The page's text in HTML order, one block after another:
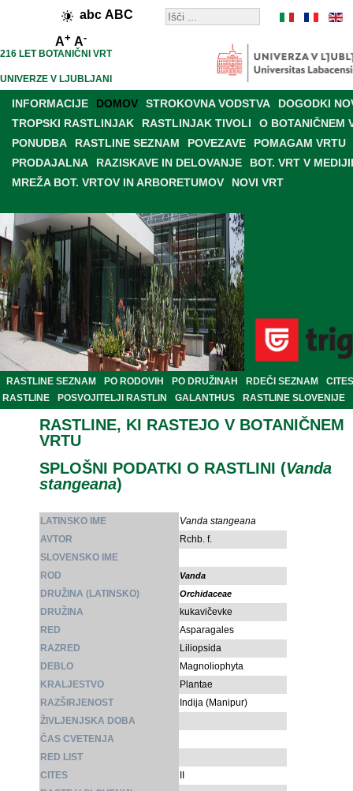
abc ABC
A+ A-
216 LET BOTANIČNI VRT
UNIVERZE V LJUBLJANI
INFORMACIJE DOMOV STROKOVNA VODSTVA
DOGODKI
TROPSKI RASTLINJAK
RASTLINJAK TIVOLI
O BOTANIČNEM
PONUDBA
RASTLINE SEZNAM POVEZAVE
POMAGAM VRTU
PRODAJALNA
RAZISKAVE IN DELOVANJE
BOT. VRT V
MREŽA BOT. VRTOV IN ARBORETUMOV
NOVI VRT
RASTLINE SEZNAM PO RODOVIH PO DRUŽINAH RDEČI SEZNAM
CITES
RASTLINE
POSVOJITELJI RASTLIN GALANTHUS RASTLINE SLOVENIJE
RASTLINE, KI RASTEJO V BOTANIČNEM
VRTU
SPLOŠNI PODATKI O RASTLINI (Vanda
stangeana)
LATINSKO IME
Vanda stangeana
AVTOR
Rchb. f.
SLOVENSKO IME
ROD
Vanda
DRUŽINA (LATINSKO) Orchidaceae
DRUŽINA
kukavičevke
RED
Asparagales
RAZRED
Liliopsida
DEBLO
Magnoliophyta
KRALJESTVO
Plantae
RAZŠIRJENOST
Indija (Manipur)
ŽIVLJENJSKA DOBA
ČAS CVETENJA
RED LIST
CITES